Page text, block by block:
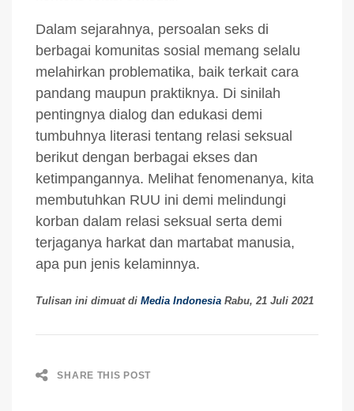
Dalam sejarahnya, persoalan seks di
berbagai komunitas sosial memang selalu
melahirkan problematika, baik terkait cara
pandang maupun praktiknya. Di sinilah
pentingnya dialog dan edukasi demi
tumbuhnya literasi tentang relasi seksual
berikut dengan berbagai ekses dan
ketimpangannya. Melihat fenomenanya, kita
membutuhkan RUU ini demi melindungi
korban dalam relasi seksual serta demi
terjaganya harkat dan martabat manusia,
apa pun jenis kelaminnya.
Tulisan ini dimuat di Media Indonesia Rabu, 21 Juli 2021
SHARE THIS POST